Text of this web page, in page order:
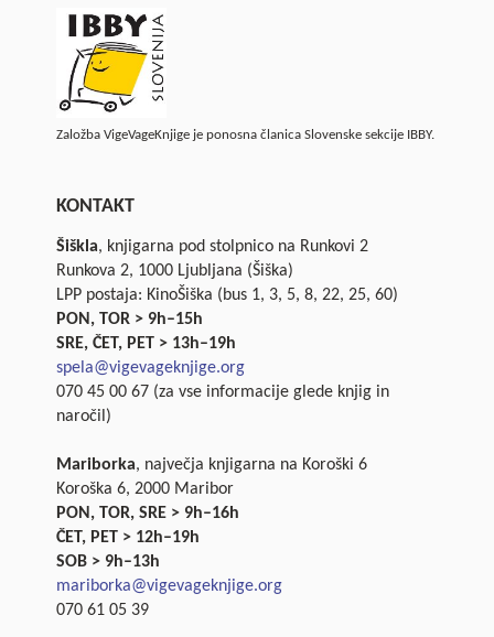
Založba VigeVageKnjige je ponosna članica Slovenske sekcije IBBY.
KONTAKT
Šiškla, knjigarna pod stolpnico na Runkovi 2
Runkova 2, 1000 Ljubljana (Šiška)
LPP postaja: KinoŠiška (bus 1, 3, 5, 8, 22, 25, 60)
PON, TOR > 9h–15h
SRE, ČET, PET > 13h–19h
spela@vigevageknjige.org
070 45 00 67 (za vse informacije glede knjig in
naročil)
Mariborka, največja knjigarna na Koroški 6
Koroška 6, 2000 Maribor
PON, TOR, SRE > 9h–16h
ČET, PET > 12h–19h
SOB > 9h–13h
mariborka@vigevageknjige.org
070 61 05 39